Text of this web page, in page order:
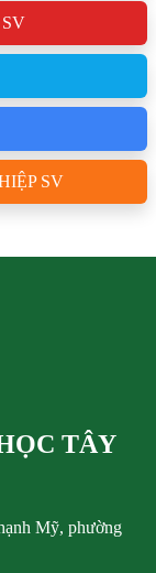
SV
TÂY
Mỹ, phường